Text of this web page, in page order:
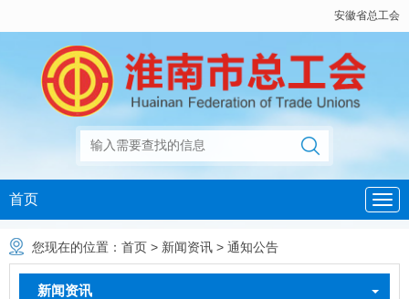
安徽省总工会
首页
您现在的位置： 首页 > 新闻资讯 > 通知公告
新闻资讯